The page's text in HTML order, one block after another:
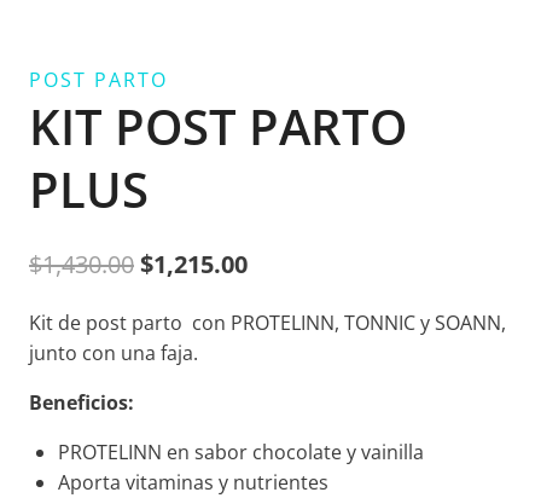
POST PARTO
KIT POST PARTO
PLUS
$1,430.00Original
was:
$1,215.00Current
is:
Kit de post parto con PROTELINN, TONNIC y SOANN,
junto con una faja.
Beneficios:
PROTELINN en sabor chocolate y vainilla
Aporta vitaminas y nutrientes